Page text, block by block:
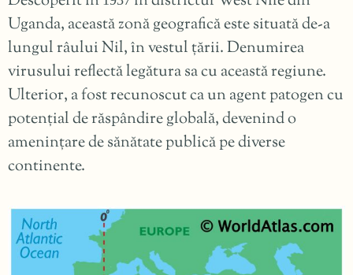
Uganda, această zonă geografică este situată de-a
lungul râului Nil, în vestul țării. Denumirea
virusului reflectă legătura sa cu această regiune.
Ulterior, a fost recunoscut ca un agent patogen cu
potențial de răspândire globală, devenind o
amenințare de sănătate publică pe diverse
continente.